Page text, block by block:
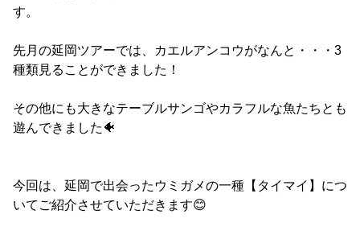
す。
先月の延岡ツアーでは、カエルアンコウがなんと・・・3
種類見ることができました！
その他にも大きなテーブルサンゴやカラフルな魚たちとも
遊んできました🐠
今回は、延岡で出会ったウミガメの一種【タイマイ】につ
いてご紹介させていただきます😊